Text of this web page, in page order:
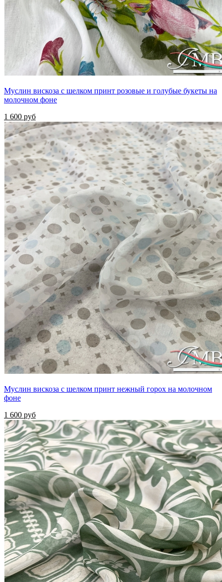
Муслин вискоза с шелком принт розовые и голубые букеты на
молочном фоне
1 600 руб
Муслин вискоза с шелком принт нежный горох на молочном
фоне
1 600 руб